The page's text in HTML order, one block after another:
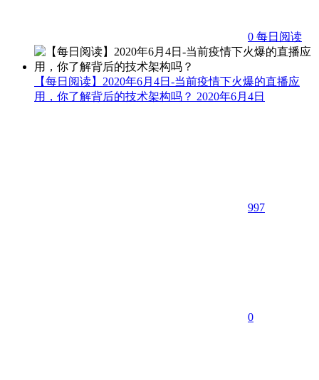
0 每日阅读
【每日阅读】2020年6月4日-当前疫情下火爆的直播应
用，你了解背后的技术架构吗？ 2020年6月4日
997
0